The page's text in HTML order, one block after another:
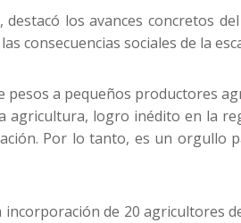
los avances concretos
consecuencias sociales de la
a pequeños productores
logro inédito en la
Por lo tanto, es un orgullo
incorporación de 20